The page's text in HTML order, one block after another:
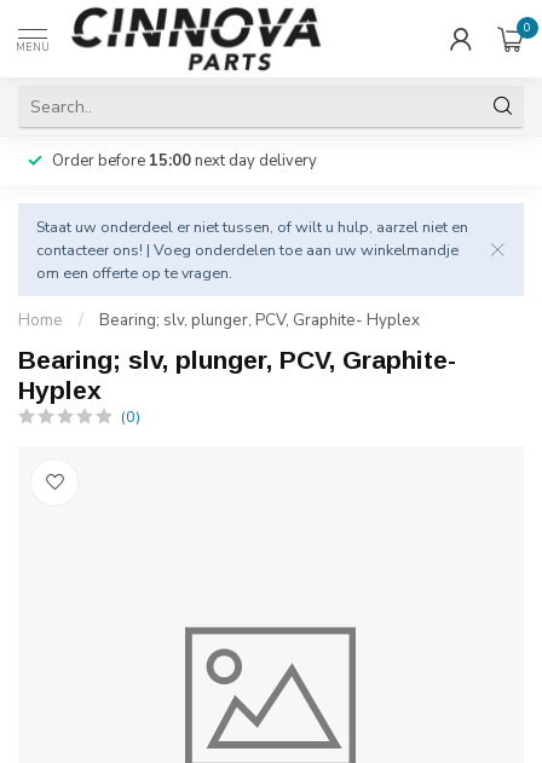
MENU
0
Order before 15:00next day delivery
Staat uw onderdeel er niet tussen, of wilt u hulp, aarzel niet en
contacteer ons! | Voeg onderdelen toe aan uw winkelmandje
om een offerte op te vragen.
Home / Bearing; slv, plunger, PCV, Graphite- Hyplex
Bearing; slv, plunger, PCV, Graphite-
Hyplex
(0)